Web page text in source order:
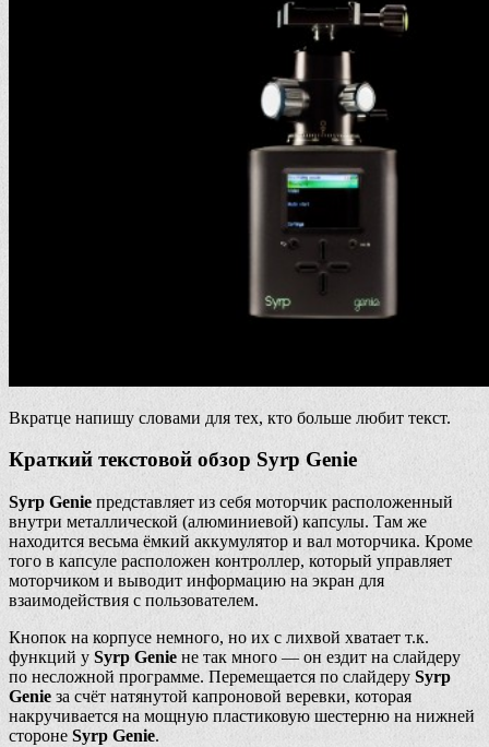
Вкратце напишу словами для тех, кто больше любит текст.
Краткий текстовой обзор Syrp Genie
Syrp Genie представляет из себя моторчик расположенный
внутри металлической (алюминиевой) капсулы. Там же
находится весьма ёмкий аккумулятор и вал моторчика. Кроме
того в капсуле расположен контроллер, который управляет
моторчиком и выводит информацию на экран для
взаимодействия с пользователем.
Кнопок на корпусе немного, но их с лихвой хватает т.к.
функций у Syrp Genie не так много — он ездит на слайдеру
по несложной программе. Перемещается по слайдеру Syrp
Genie за счёт натянутой капроновой веревки, которая
накручивается на мощную пластиковую шестерню на нижней
стороне Syrp Genie.